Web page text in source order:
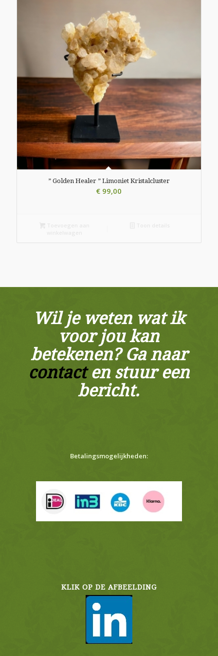
” Golden Healer ” Limoniet Kristalcluster
€ 99,00
Wil je weten wat ik
voor jou kan
betekenen? Ga naar
contacten stuur een
bericht.
Betalingsmogelijkheden:
KLIK OP DE AFBEELDING